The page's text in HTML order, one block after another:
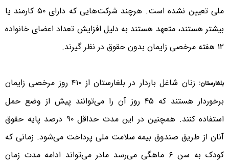
ملی تعیین نشده است. هرچند شرکت‌هایی که دارای ۵۰ کارمند یا
بیشتر هستند، متعهد هستند به دلیل افزایش تعداد اعضای خانواده
۱۲ هفته مرخصی زایمان بدون حقوق در نظر گیرند.
بلغارستان:
زنان شاغل باردار در بلغارستان از ۴۱۰ روز مرخصی زایمان
برخوردار هستند که ۴۵ روز آن را می‌توانند پیش از وضع حمل
استفاده کنند. همچنین در این مدت حداقل ۹۰ درصد پایه حقوق
آنان از طریق صندوق بیمه سلامت ملی پرداخت می‌شود. زمانی که
کودک به سن ۶ ماهگی می‌رسد مادر می‌تواند ادامه مدت زمان